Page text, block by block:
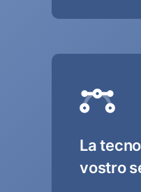
La
vostro